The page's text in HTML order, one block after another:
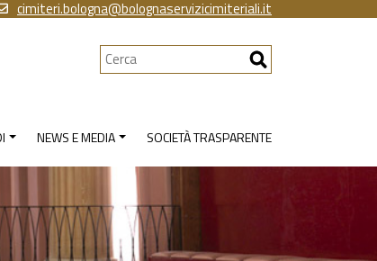
cimiteri.bologna@bolognaservizicimiteriali.it
Cerca
NEWS E MEDIA SOCIETÀ TRASPARENTE